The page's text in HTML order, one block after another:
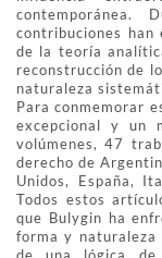
contemporánea.
contribuciones han
de la teoría
reconstrucción de
naturaleza
Para conmemorar
excepcional y un
volúmenes, 47
derecho de
Unidos, España,
Todos estos
que Bulygin ha
forma y naturaleza